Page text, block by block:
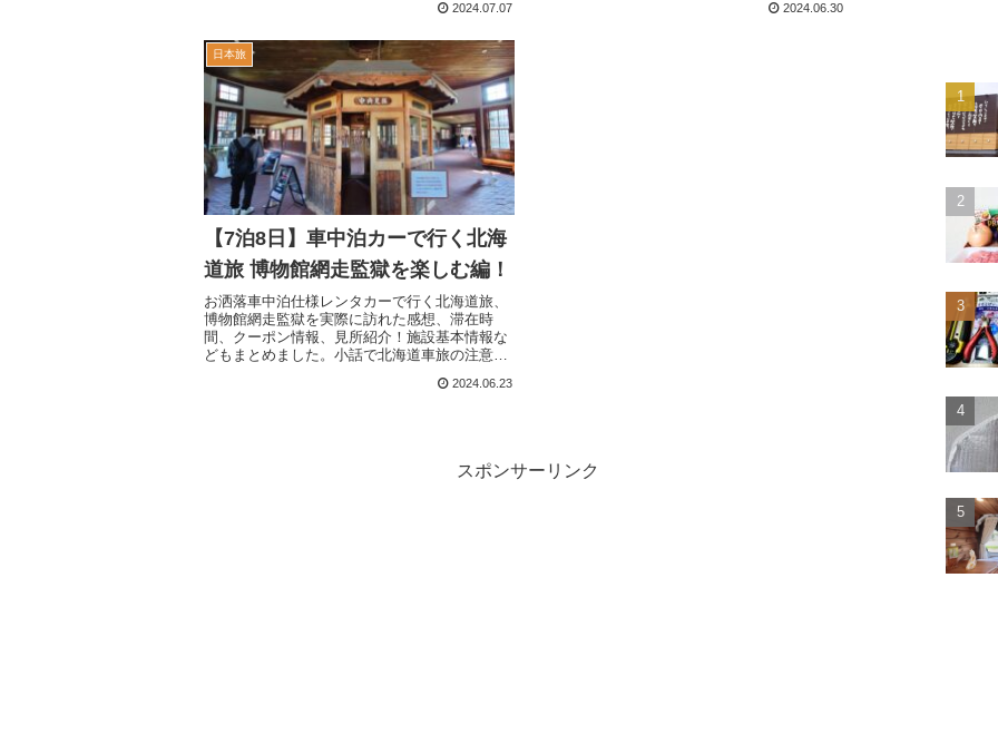
味しい地元で人気の焼肉屋さんに行った感想ま
ご紹介！
2024.07.07 2024.06.30
日本旅
【7泊8日】車中泊カーで行く北海
道旅 博物館網走監獄を楽しむ編！
お洒落車中泊仕様レンタカーで行く北海道旅、
博物館網走監獄を実際に訪れた感想、滞在時
間、クーポン情報、見所紹介！施設基本情報な
どもまとめました。小話で北海道車旅の注意点
2024.06.23
スポンサーリンク